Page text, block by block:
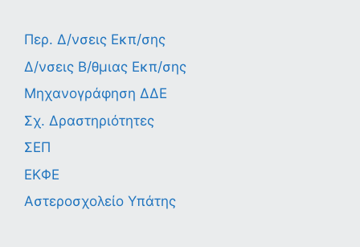
Περ. Δ/νσεις Εκπ/σης
Δ/νσεις Β/θμιας Εκπ/σης
Μηχανογράφηση ΔΔΕ
Σχ. Δραστηριότητες
ΣΕΠ
ΕΚΦΕ
Αστεροσχολείο Υπάτης